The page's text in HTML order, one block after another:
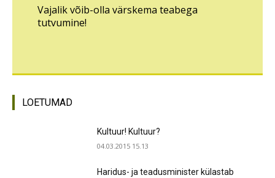
Vajalik võib-olla värskema teabega
tutvumine!
LOETUMAD
Kultuur! Kultuur?
04.03.2015 15.13
Haridus- ja teadusminister külastab